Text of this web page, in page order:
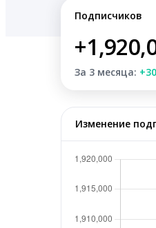
Подписчиков
За 3 месяца:
Изменение